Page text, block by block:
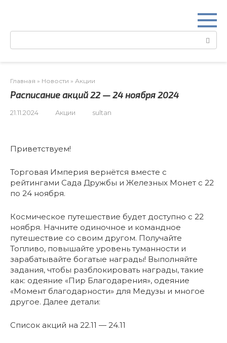
Поиск:
Главная » Новости » Акции
Расписание акций 22 — 24 ноября 2024
21.11.2024 Акции sultan
Приветствуем!
Торговая Империя вернётся вместе с
рейтингами Сада Дружбы и Железных Монет с 22
по 24 ноября.
Космическое путешествие будет доступно с 22
ноября. Начните одиночное и командное
путешествие со своим другом. Получайте
Топливо, повышайте уровень туманности и
зарабатывайте богатые награды! Выполняйте
задания, чтобы разблокировать награды, такие
как: одеяние «Пир Благодарения», одеяние
«Момент благодарности» для Медузы и многое
другое. Далее детали:
Список акций на 22.11 — 24.11